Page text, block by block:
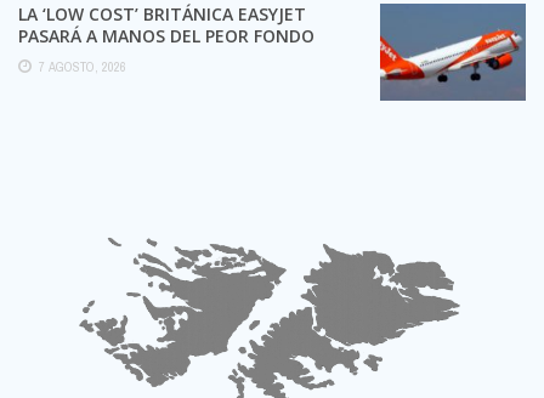
LA ‘LOW COST’ BRITÁNICA EASYJET
PASARÁ A MANOS DEL PEOR FONDO
POSIBLE:
7 AGOSTO, 2026